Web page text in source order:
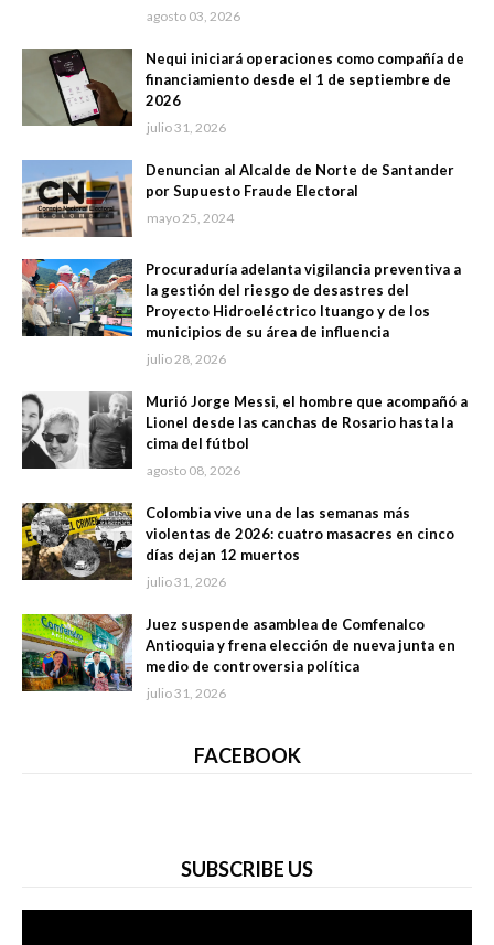
agosto 03, 2026
Nequi iniciará operaciones como compañía de
financiamiento desde el 1 de septiembre de
2026
julio 31, 2026
Denuncian al Alcalde de Norte de Santander
por Supuesto Fraude Electoral
mayo 25, 2024
Procuraduría adelanta vigilancia preventiva a
la gestión del riesgo de desastres del
Proyecto Hidroeléctrico Ituango y de los
municipios de su área de influencia
julio 28, 2026
Murió Jorge Messi, el hombre que acompañó a
Lionel desde las canchas de Rosario hasta la
cima del fútbol
agosto 08, 2026
Colombia vive una de las semanas más
violentas de 2026: cuatro masacres en cinco
días dejan 12 muertos
julio 31, 2026
Juez suspende asamblea de Comfenalco
Antioquia y frena elección de nueva junta en
medio de controversia política
julio 31, 2026
FACEBOOK
SUBSCRIBE US